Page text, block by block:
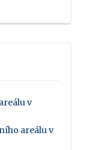
v
areálu v